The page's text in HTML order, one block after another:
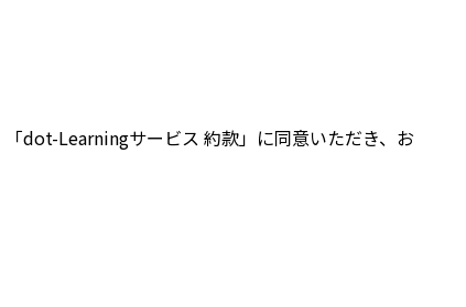
dot-Learningサービス 約款」に同意いただき、お